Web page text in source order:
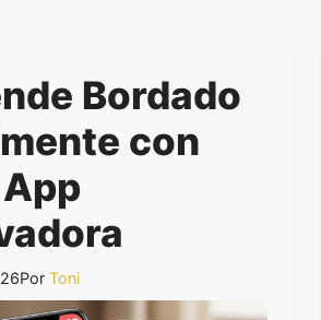
Bordado
con
Por Toni